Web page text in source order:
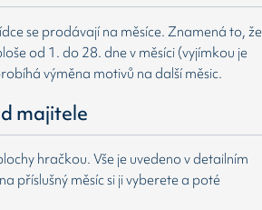
se prodávají na měsíce. Znamená to, že
od 1. do 28. dne v měsíci (vyjímkou je
výměna motivů na další měsic.
majitele
hračkou. Vše je uvedeno v detailním
příslušný měsíc si ji vyberete a poté